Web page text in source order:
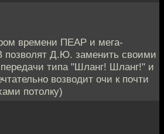
времени ПЕАР и мега-
позволят Д.Ю. заменить своими
типа "Шланг! Шланг!" и
возводит очи к почти
потолку)